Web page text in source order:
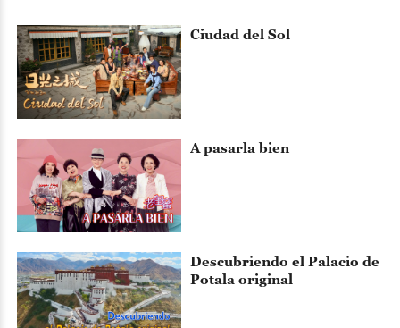
Ciudad del Sol
A pasarla bien
Descubriendo el Palacio de
Potala original